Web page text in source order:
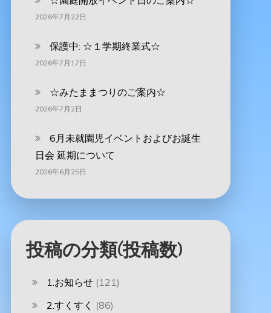
2026年7月22日
保護中: ☆１学期終業式☆
2026年7月17日
☆みたままつりのご案内☆
2026年7月2日
6月未就園児イベントおよびお誕生
日会 延期について
2026年6月25日
投稿の分類(投稿数)
1.お知らせ(121)
2.すくすく (86)